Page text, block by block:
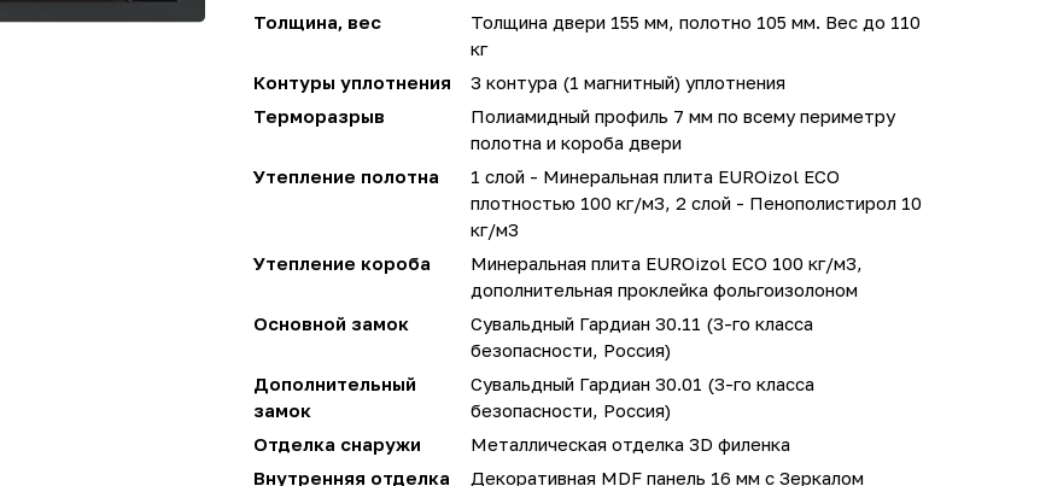
Толщина, вес
Толщина двери 155 мм, полотно 105 мм. Вес до 110
кг
Контуры уплотнения
3 контура (1 магнитный) уплотнения
Терморазрыв
Полиамидный профиль 7 мм по всему периметру
полотна и короба двери
Утепление полотна
1 слой - Минеральная плита EUROizol ECO
плотностью 100 кг/м3, 2 слой - Пенополистирол 10
кг/м3
Утепление короба
Минеральная плита EUROizol ECO 100 кг/м3,
дополнительная проклейка фольгоизолоном
Основной замок
Сувальдный Гардиан 30.11 (3-го класса
безопасности, Россия)
Дополнительный
замок
Сувальдный Гардиан 30.01 (3-го класса
безопасности, Россия)
Отделка снаружи
Металлическая отделка 3D филенка
Внутренняя отделка
Декоративная MDF панель 16 мм с Зеркалом